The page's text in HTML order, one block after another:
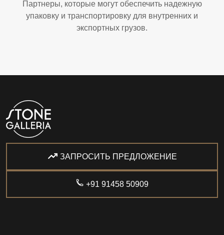
Партнеры, которые могут обеспечить надежную
упаковку и транспортировку для внутренних и
экспортных грузов.
ЗАПРОСИТЬ ПРЕДЛОЖЕНИЕ
+91 91458 50909